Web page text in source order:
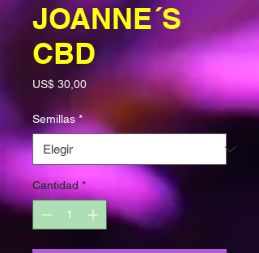
JOANNE´S
CBD
US$ 30,00Precio
Semillas *
Cantidad *